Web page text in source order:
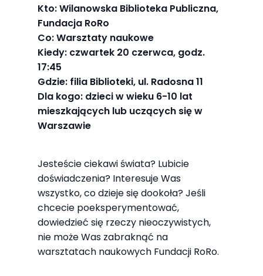
Kto: Wilanowska Biblioteka Publiczna,
Fundacja RoRo
Co: Warsztaty naukowe
Kiedy: czwartek 20 czerwca, godz.
17:45
Gdzie: filia Biblioteki, ul. Radosna 11
Dla kogo: dzieci w wieku 6-10 lat
mieszkających lub uczących się w
Warszawie
Jesteście ciekawi świata? Lubicie
doświadczenia? Interesuje Was
wszystko, co dzieje się dookoła? Jeśli
chcecie poeksperymentować,
dowiedzieć się rzeczy nieoczywistych,
nie może Was zabraknąć na
warsztatach naukowych Fundacji RoRo.
Doświadczenie
Aby nasza
strona
internetowa
działała jak
najlepiej
podczas
twojego
te pliki cookie,
niektóre funkcje
znikną ze strony
internetowej.
Marketing